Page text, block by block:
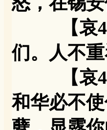
【哀
们。人不
【哀
和华必不